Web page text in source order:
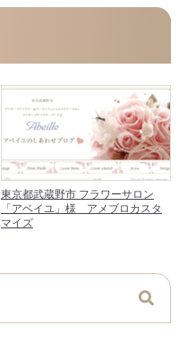
東京都武蔵野市 フラワーサロン
「アベイユ」様 アメブロカスタ
マイズ